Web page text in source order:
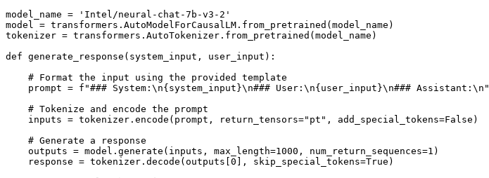
model_name = 'Intel/neural-chat-7b-v3-2'
model = transformers.AutoModelForCausalLM.from_pretrained(model_name)
tokenizer = transformers.AutoTokenizer.from_pretrained(model_name)
def generate_response(system_input, user_input):
    # Format the input using the provided template
    prompt = f"### System:\n{system_input}\n### User:\n{user_input}\n### Assistant:\n"
    # Tokenize and encode the prompt
    inputs = tokenizer.encode(prompt, return_tensors="pt", add_special_tokens=False)
    # Generate a response
    outputs = model.generate(inputs, max_length=1000, num_return_sequences=1)
    response = tokenizer.decode(outputs[0], skip_special_tokens=True)